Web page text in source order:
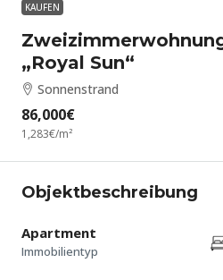
KAUFEN
„Royal Sun“
Sonnenstrand
86,000€
1,283€/m²
Objektbeschreibung
Apartment
Immobilientyp